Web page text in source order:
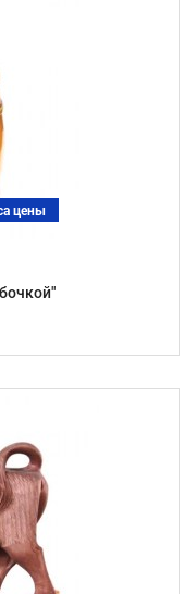
цены